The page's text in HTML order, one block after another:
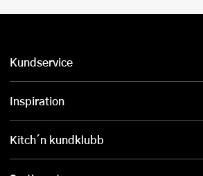
Kundservice
Inspiration
Kitch´n kundklubb